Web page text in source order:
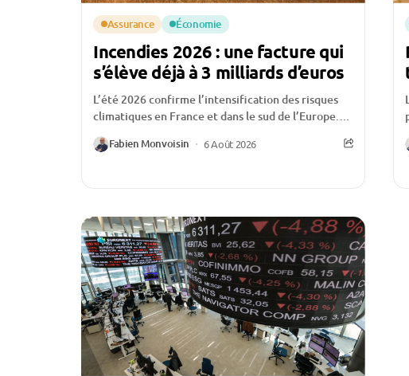
Assurance Économie
Incendies 2026 : une facture qui
s’élève déjà à 3 milliards d’euros
L’été 2026 confirme l’intensification des risques
climatiques en France et dans le sud de l’Europe.
Multiplication des feux de forêt, surfaces
détruites en...
Fabien Monvoisin 6 Août 2026